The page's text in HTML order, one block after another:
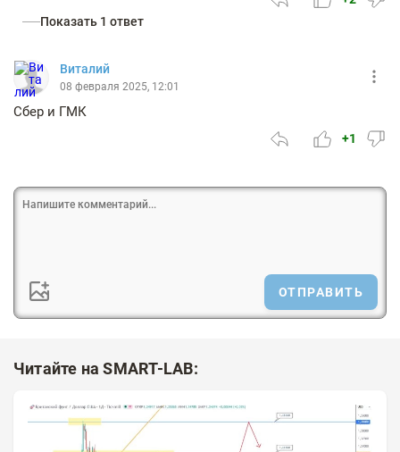
Показать 1 ответ
Виталий
08 февраля 2025, 12:01
Сбер и ГМК
+1
ОТПРАВИТЬ
Читайте на SMART-LAB: